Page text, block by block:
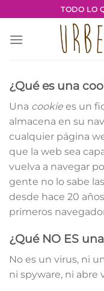
al
contenido
TODO LO
¿Qué es una
Una cookie es un
almacena en su
cualquier página
que la web sea
vuelva a navegar
gente no lo sabe las
desde hace 20
primeros
¿Qué NO ES
No es un virus, ni
ni spyware, ni abre